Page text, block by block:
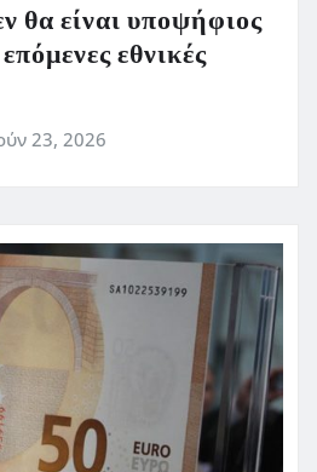
είναι υποψήφιος
εθνικές
23, 2026